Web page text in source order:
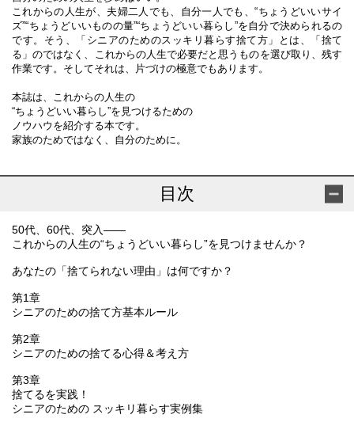
これからの人生が、夫婦二人でも、自分一人でも、“ちょうどいいサイ
ズ”“ちょうどいいものの量”“ちょうどいい暮らし”を自分で決められるの
です。そう、「シニアのためのスッキリ暮らす捨て方」とは、「捨て
る」のではなく、これからの人生で必要だと思うものを選び取り、残す
作業です。そしてそれは、片づけの極意でもあります。
本誌は、これからの人生の
“ちょうどいい暮らし”を見つけるための
ノウハウを紹介する本です。
家族のためではなく、自分のために。
目次
50代、60代、突入――
これからの人生の“ちょうどいい暮らし”を見つけませんか？
あなたの「捨てられない理由」は何ですか？
第1章
シニアのための捨て方基本ルール
第2章
シニアのための捨てる心得＆考え方
第3章
捨てるを実践！
シニアのための スッキリ暮らす実例集